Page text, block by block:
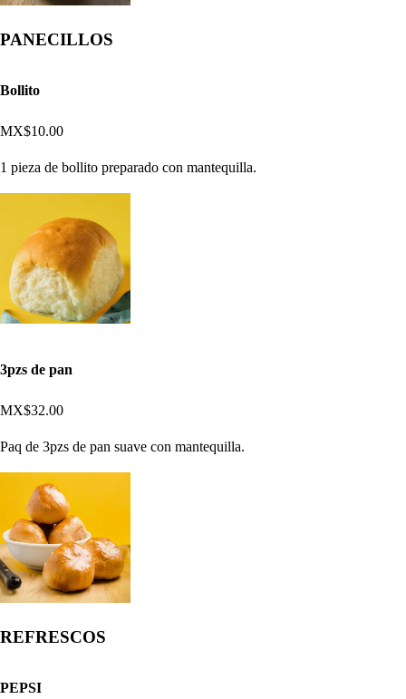
PANECILLOS
Bollito
MX$10.00
1 pieza de bollito preparado con mantequilla.
3pzs de pan
MX$32.00
Paq de 3pzs de pan suave con mantequilla.
REFRESCOS
PEPSI